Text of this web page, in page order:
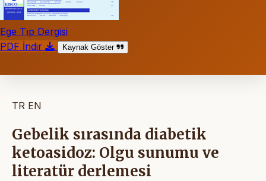
Ege Tıp Dergisi
PDF İndir
Kaynak Göster
TR EN
Gebelik sırasında diabetik
ketoasidoz: Olgu sunumu ve
literatür derlemesi